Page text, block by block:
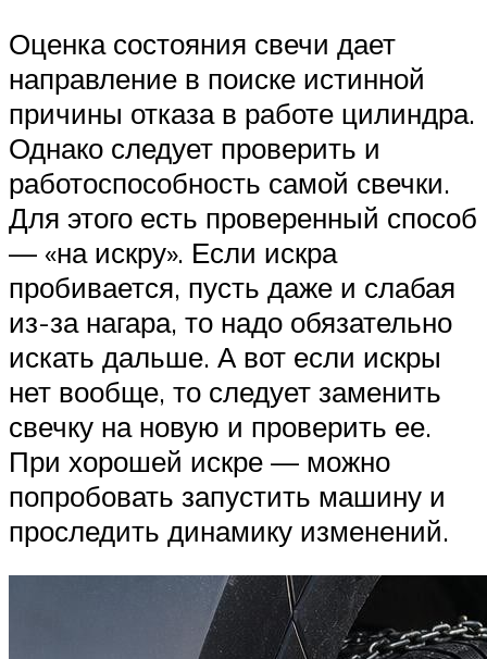
Оценка состояния свечи дает
направление в поиске истинной
причины отказа в работе цилиндра.
Однако следует проверить и
работоспособность самой свечки.
Для этого есть проверенный способ
— «на искру». Если искра
пробивается, пусть даже и слабая
из-за нагара, то надо обязательно
искать дальше. А вот если искры
нет вообще, то следует заменить
свечку на новую и проверить ее.
При хорошей искре — можно
попробовать запустить машину и
проследить динамику изменений.